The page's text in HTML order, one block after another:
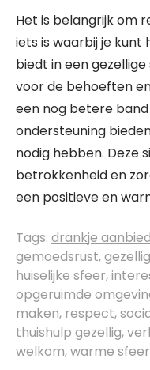
Het is belangrijk om
iets is waarbij je kunt
biedt in een
voor de behoeften
een nog betere
ondersteuning
nodig hebben. Deze
betrokkenheid en
een positieve en
Tags: drankje
gemoedsrust,gezellig
huiselijke sfeer,
opgeruimde
maken, respect,
thuishulp gezellig,
welkom,warme sfeer